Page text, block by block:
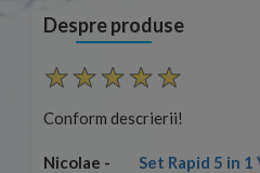
Despre produse
Conform descrierii!
Nicolae -
Set Rapid 5 in